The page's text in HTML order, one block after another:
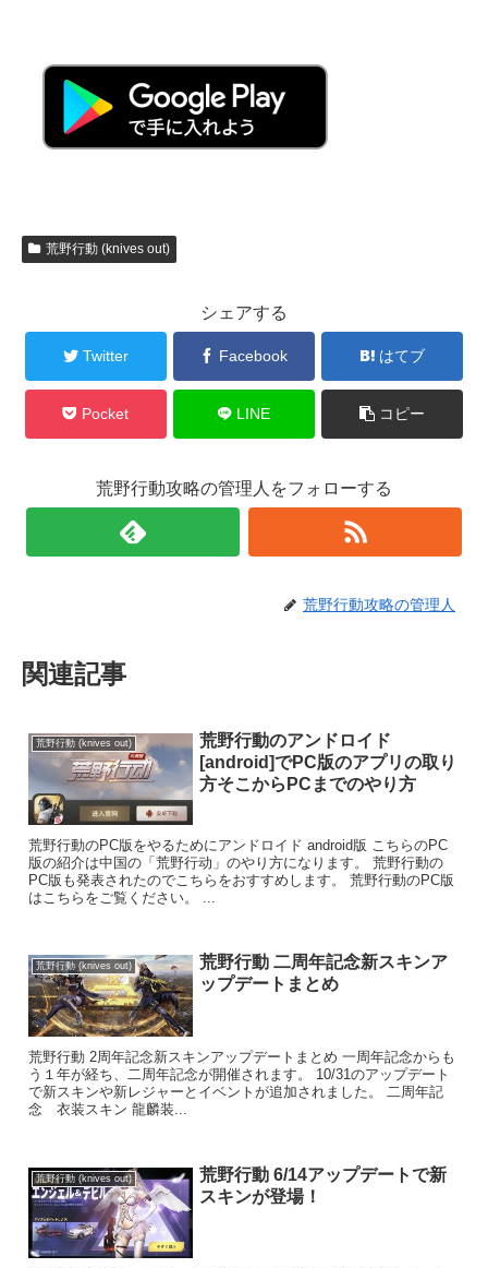
荒野行動 (knives out)
シェアする
Twitter Facebook はてブ
Pocket LINE コピー
荒野行動攻略の管理人をフォローする
荒野行動攻略の管理人
関連記事
荒野行動 (knives out)
荒野行動のアンドロイド
[android]でPC版のアプリの取り
方そこからPCまでのやり方
荒野行動のPC版をやるためにアンドロイド android版 こちらのPC
版の紹介は中国の「荒野行动」のやり方になります。 荒野行動の
PC版も発表されたのでこちらをおすすめします。 荒野行動のPC版
はこちらをご覧ください。 ...
荒野行動 (knives out)
荒野行動 二周年記念新スキンア
ップデートまとめ
荒野行動 2周年記念新スキンアップデートまとめ 一周年記念からも
う１年が経ち、二周年記念が開催されます。 10/31のアップデート
で新スキンや新レジャーとイベントが追加されました。 二周年記
念 衣装スキン 龍麟装...
荒野行動 (knives out)
荒野行動 6/14アップデートで新
スキンが登場！